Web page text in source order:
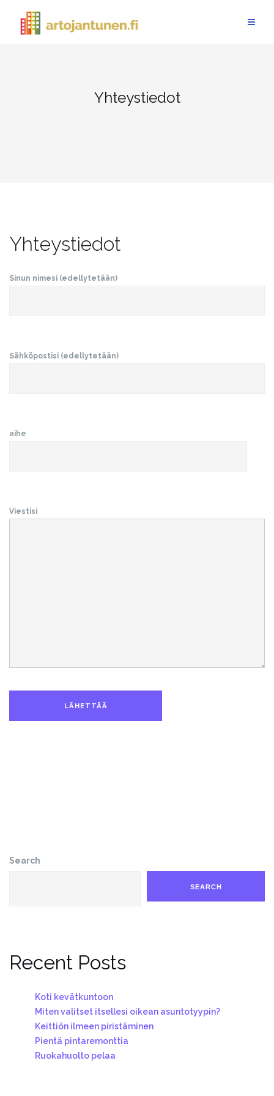
content
Yhteystiedot
Yhteystiedot
Sinun nimesi (edellytetään)
Sähköpostisi (edellytetään)
aihe
Viestisi
Search
SEARCH
Recent Posts
Koti kevätkuntoon
Miten valitset itsellesi oikean asuntotyypin?
Keittiön ilmeen piristäminen
Pientä pintaremonttia
Ruokahuolto pelaa